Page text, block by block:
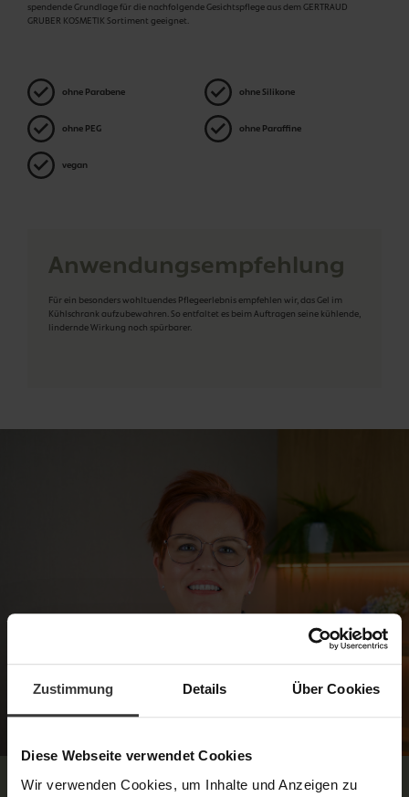
Zustimmung Details Über Cookies
Diese Webseite verwendet Cookies
Wir verwenden Cookies, um Inhalte und Anzeigen zu
spendende Grundlage für die nachfolgende Gesichtspflege aus dem GERTRAUD
GRUBER KOSMETIK Sortiment geeignet.
ohne Parabene ohne Silikone
ohne PEG ohne Paraffine
vegan
Anwendungsempfehlung
Für ein besonders wohltuendes Pflegeerlebnis empfehlen wir, das Gel im
Kühlschrank aufzubewahren. So entfaltet es beim Auftragen seine kühlende,
lindernde Wirkung noch spürbarer.